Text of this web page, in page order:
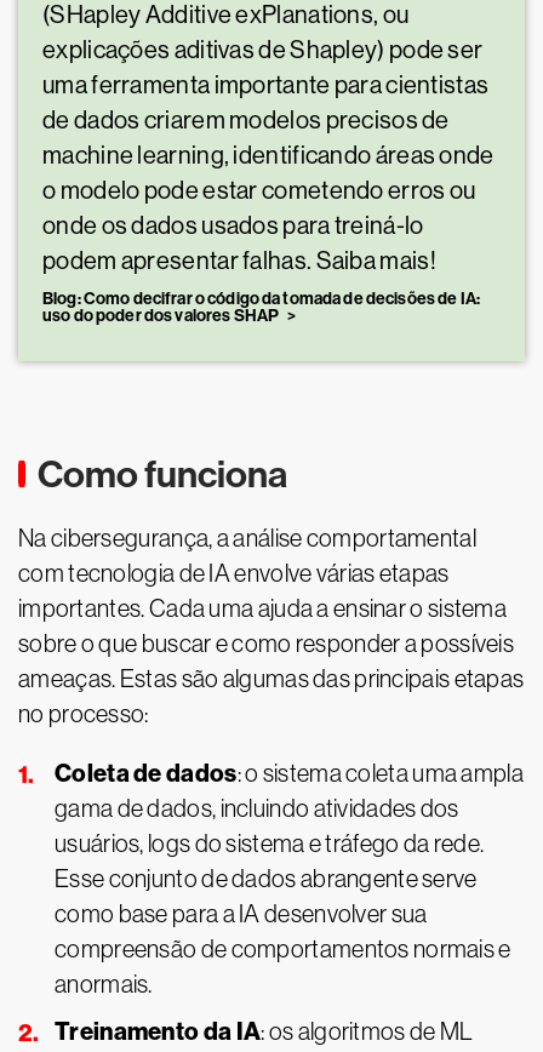
(SHapley Additive exPlanations, ou
explicações aditivas de Shapley) pode ser
uma ferramenta importante para cientistas
de dados criarem modelos precisos de
machine learning, identificando áreas onde
o modelo pode estar cometendo erros ou
onde os dados usados para treiná-lo
podem apresentar falhas. Saiba mais!
Blog: Como decifrar o código da tomada de decisões de IA:
uso do poder dos valores SHAP
Como funciona
Na cibersegurança, a análise comportamental
com tecnologia de IA envolve várias etapas
importantes. Cada uma ajuda a ensinar o sistema
sobre o que buscar e como responder a possíveis
ameaças. Estas são algumas das principais etapas
no processo:
Coleta de dados: o sistema coleta uma ampla
gama de dados, incluindo atividades dos
usuários, logs do sistema e tráfego da rede.
Esse conjunto de dados abrangente serve
como base para a IA desenvolver sua
compreensão de comportamentos normais e
anormais.
Treinamento da IA: os algoritmos de ML